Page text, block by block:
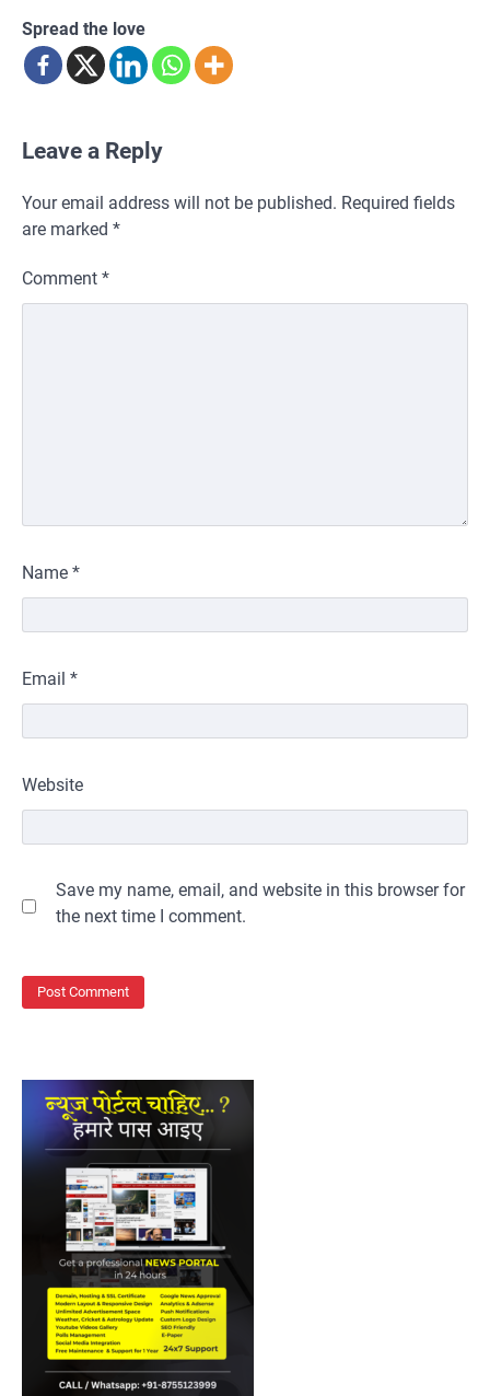
Spread the love
Leave a Reply
Your email address will not be published. Required fields
are marked *
Comment *
Name *
Email *
Website
Save my name, email, and website in this browser for
the next time I comment.